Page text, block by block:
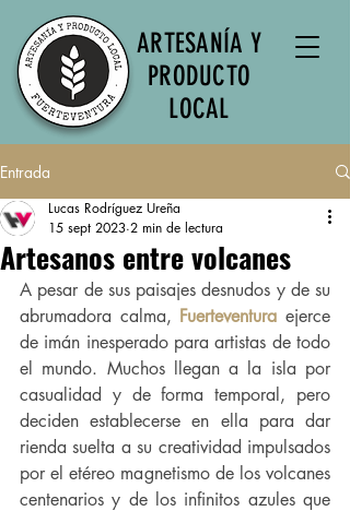
ARTESANÍA Y
PRODUCTO
LOCAL
Entrada
Artesanos entre volcanes
Lucas Rodríguez Ureña
15 sept 2023 2 min de lectura
A pesar de sus paisajes desnudos y de su
abrumadora calma, Fuerteventura ejerce
de imán inesperado para artistas de todo
el mundo. Muchos llegan a la isla por
casualidad y de forma temporal, pero
deciden establecerse en ella para dar
rienda suelta a su creatividad impulsados
por el etéreo magnetismo de los volcanes
centenarios y de los infinitos azules que